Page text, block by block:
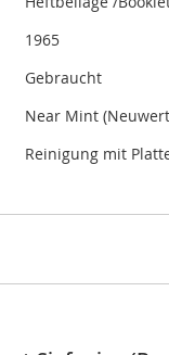
1965
Gebraucht
Near Mint
Reinigung mit